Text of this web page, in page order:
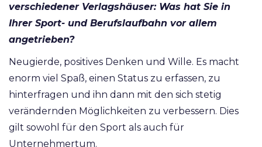
verschiedener Verlagshäuser: Was hat Sie in
Ihrer Sport- und Berufslaufbahn vor allem
angetrieben?
Neugierde, positives Denken und Wille. Es macht
enorm viel Spaß, einen Status zu erfassen, zu
hinterfragen und ihn dann mit den sich stetig
verändernden Möglichkeiten zu verbessern. Dies
gilt sowohl für den Sport als auch für
Unternehmertum.